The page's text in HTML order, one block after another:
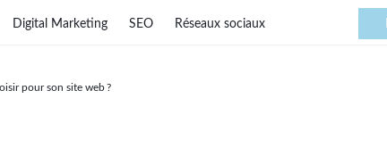
pour son site web ?
Digital Marketing SEO Réseaux sociaux